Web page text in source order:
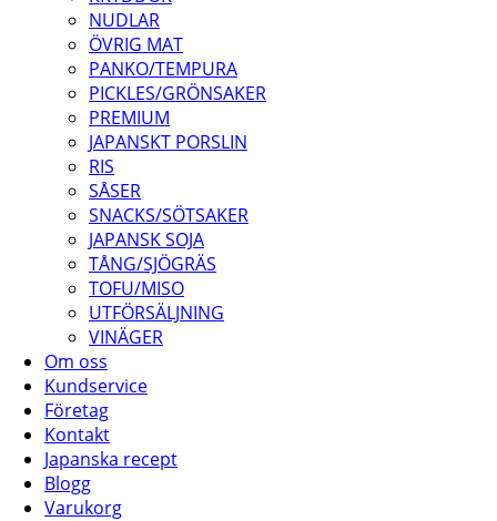
NUDLAR
ÖVRIG MAT
PANKO/TEMPURA
PICKLES/GRÖNSAKER
PREMIUM
JAPANSKT PORSLIN
RIS
SÅSER
SNACKS/SÖTSAKER
JAPANSK SOJA
TÅNG/SJÖGRÄS
TOFU/MISO
UTFÖRSÄLJNING
VINÄGER
Om oss
Kundservice
Företag
Kontakt
Japanska recept
Blogg
Varukorg